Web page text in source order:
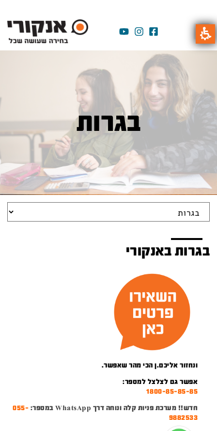
בגרות
בגרות באנקורי
ונחזור אליכם.ן הכי מהר שאפשר.
אפשר גם לצלצל למספר:
1800-85-85-85
חדש!! מערכת פניות קלה ונוחה דרך WhatsApp במספר:
055-
9882533